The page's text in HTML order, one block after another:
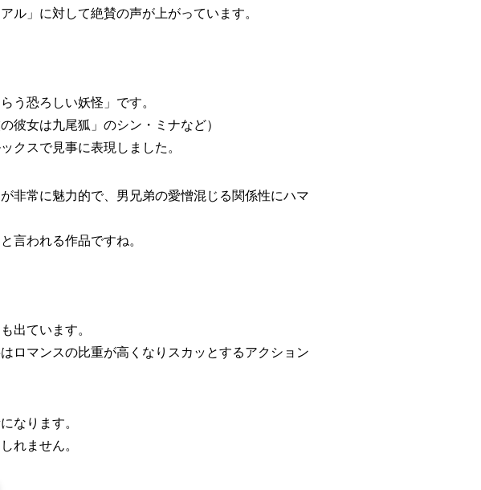
ル」に対して絶賛の声が上がっています。
う恐ろしい妖怪」です。
彼女は九尾狐」のシン・ミナなど）
クスで見事に表現しました。
非常に魅力的で、男兄弟の愛憎混じる関係性にハマ
言われる作品ですね。
出ています。
ロマンスの比重が高くなりスカッとするアクション
なります。
れません。